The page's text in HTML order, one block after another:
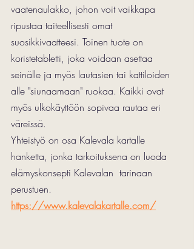
vaatenaulakko, johon voit vaikkapa
ripustaa taiteellisesti omat
suosikkivaatteesi. Toinen tuote on
koristetabletti, joka voidaan asettaa
seinälle ja myös lautasien tai kattiloiden
alle "siunaamaan" ruokaa. Kaikki ovat
myös ulkokäyttöön sopivaa rautaa eri
väreissä.
Yhteistyö on osa Kalevala kartalle
hanketta, jonka tarkoituksena on luoda
elämyskonsepti Kalevalan  tarinaan
perustuen.
https://www.kalevalakartalle.com/